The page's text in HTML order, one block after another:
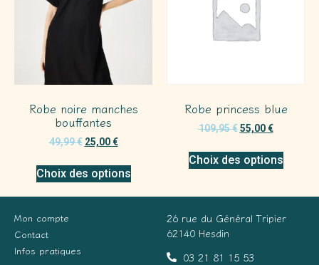
Robe noire manches
bouffantes
49,99€ 25,00€
Choix des options
Robe princess blue
109,95€ 55,00€
Choix des options
Mon compte
Contact
Infos pratiques
26 rue du Général Tripier
62140 Hesdin
03 21 81 15 53